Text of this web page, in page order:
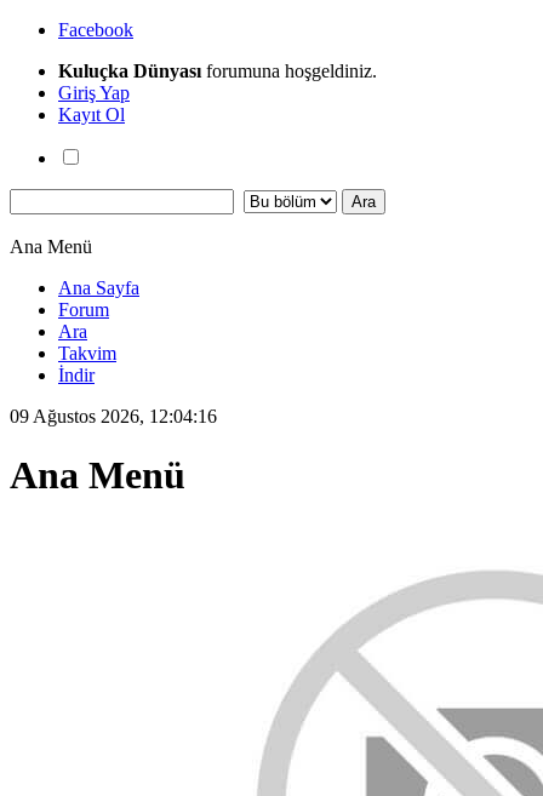
Facebook
Kuluçka Dünyası forumuna hoşgeldiniz.
Giriş Yap
Kayıt Ol
Ana Menü
Ana Sayfa
Forum
Ara
Takvim
İndir
09 Ağustos 2026, 12:04:16
Ana Menü